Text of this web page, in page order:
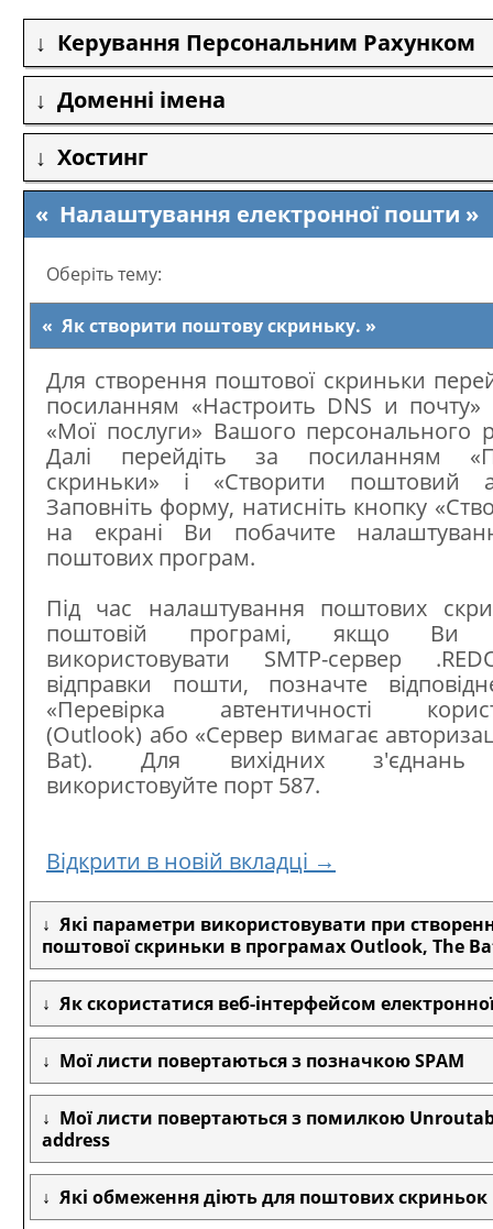
Керування Персональним Рахунком
Доменні імена
Хостинг
Налаштування електронної пошти
Оберіть тему:
Як створити поштову скриньку.
Для створення поштової скриньки
посиланням «Настроить DNS и почту»
«Мої послуги» Вашого персонального
Далі перейдіть за посиланням
скриньки» і «Створити поштовий
Заповніть форму, натисніть кнопку
на екрані Ви побачите
поштових програм.
Під час налаштування поштових
поштовій програмі, якщо Ви
використовувати SMTP-сервер
відправки пошти, позначте
«Перевірка автентичності
(Outlook) або «Сервер вимагає
Bat). Для вихідних з'єднань
використовуйте порт 587.
Відкрити в новій вкладці →
Які параметри використовувати при
поштової скриньки в програмах Outlook, The
Як скористатися веб-інтерфейсом
Мої листи повертаються з позначкою SPAM
Мої листи повертаються з помилкою
address
Які обмеження діють для поштових скриньок